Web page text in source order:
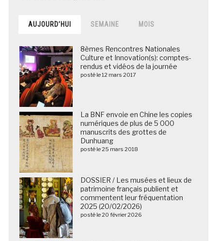
AUJOURD’HUI SEMAINE MOIS
8èmes Rencontres Nationales
Culture et Innovation(s): comptes-
rendus et vidéos de la journée
posté le 12 mars 2017
La BNF envoie en Chine les copies
numériques de plus de 5 000
manuscrits des grottes de
Dunhuang
posté le 25 mars 2018
DOSSIER / Les musées et lieux de
patrimoine français publient et
commentent leur fréquentation
2025 (20/02/2026)
posté le 20 février 2026